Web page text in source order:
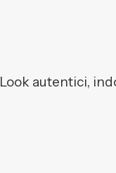
Look autentici,